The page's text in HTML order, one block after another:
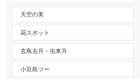
天空の美
花スポット
玄鳥去月・虫来月
小豆島ツー